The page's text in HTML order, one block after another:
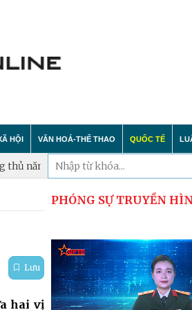
dư luận
HỘI
Giáo dục
Cải cách hành chính
VĂN HOÁ-THỂ THAO
Trong nước
Hà Nội thanh lịch
Nét đẹp Người chiến sỹ Thủ đô
QUỐC TẾ
Sự kiện
Bảo vệ chủ
Khoa học
2026 Xã Hưng Đạo thành lập Tiểu
Lưu
hai vị
PHÓNG SỰ TRUYỀN